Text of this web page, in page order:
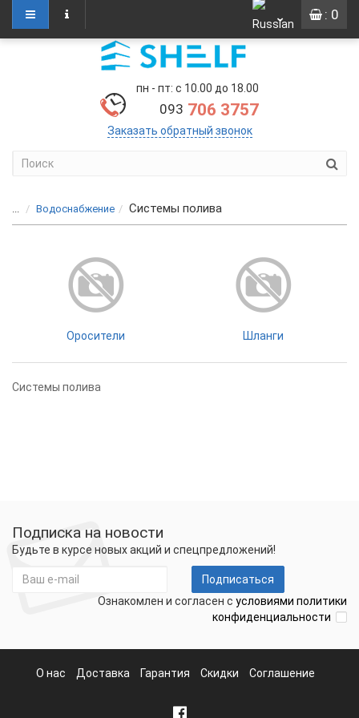
: 0
пн - пт: с 10.00 до 18.00
093 706 3757
Заказать обратный звонок
... Водоснабжение Системы полива
Оросители Шланги
Системы полива
Подписка на новости
Будьте в курсе новых акций и спецпредложений!
Подписаться
Ознакомлен и согласен с условиями политики
конфиденциальности
О нас Доставка Гарантия Скидки Соглашение